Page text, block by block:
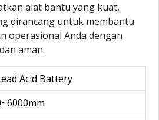
alat bantu yang kuat,
dirancang untuk membantu
operasional Anda dengan
aman.
Acid Battery